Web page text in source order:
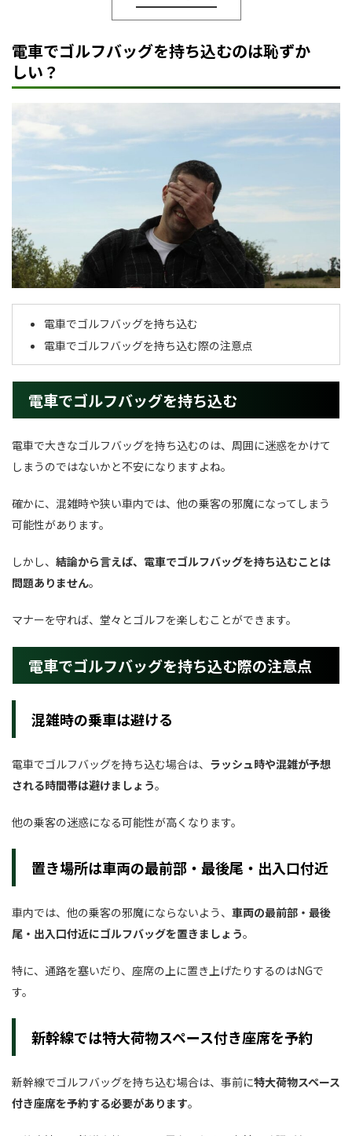
電車でゴルフバッグを持ち込むのは恥ずか
しい？
電車でゴルフバッグを持ち込む
電車でゴルフバッグを持ち込む際の注意点
電車でゴルフバッグを持ち込む
電車で大きなゴルフバッグを持ち込むのは、周囲に迷惑をかけて
しまうのではないかと不安になりますよね。
確かに、混雑時や狭い車内では、他の乗客の邪魔になってしまう
可能性があります。
しかし、 結論から言えば、電車でゴルフバッグを持ち込むことは
問題ありません。
マナーを守れば、堂々とゴルフを楽しむことができます。
電車でゴルフバッグを持ち込む際の注意点
混雑時の乗車は避ける
電車でゴルフバッグを持ち込む場合は、 ラッシュ時や混雑が予想
される時間帯は避けましょう。
他の乗客の迷惑になる可能性が高くなります。
置き場所は車両の最前部・最後尾・出入口付近
車内では、他の乗客の邪魔にならないよう、 車両の最前部・最後
尾・出入口付近にゴルフバッグを置きましょう。
特に、通路を塞いだり、座席の上に置き上げたりするのはNGで
す。
新幹線では特大荷物スペース付き座席を予約
新幹線でゴルフバッグを持ち込む場合は、事前に特大荷物スペース
付き座席を予約する必要があります。